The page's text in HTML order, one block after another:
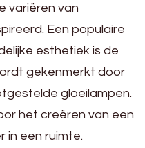
variëren van
Een populaire
esthetiek is de
gekenmerkt door
gloeilampen.
het creëren van een
in een ruimte.